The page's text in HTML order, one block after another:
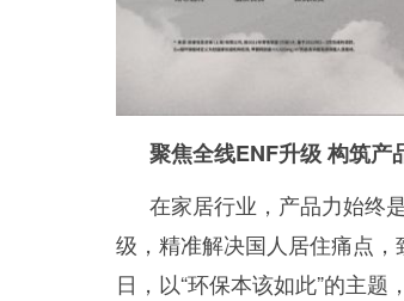
聚焦全线ENF升级 构筑产
在家居行业，产品力始终
级，精准解决国人居住痛点
日，以“环保本该如此”的主